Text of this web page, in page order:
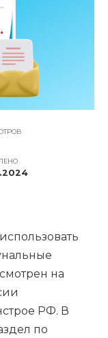
на
РФ. В
по